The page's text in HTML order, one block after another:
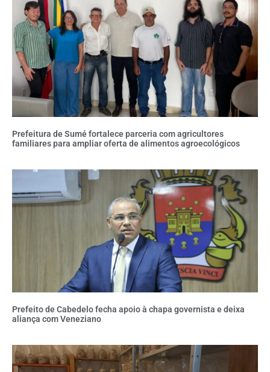
Prefeitura de Sumé fortalece parceria com agricultores
familiares para ampliar oferta de alimentos agroecológicos
Prefeito de Cabedelo fecha apoio à chapa governista e deixa
aliança com Veneziano